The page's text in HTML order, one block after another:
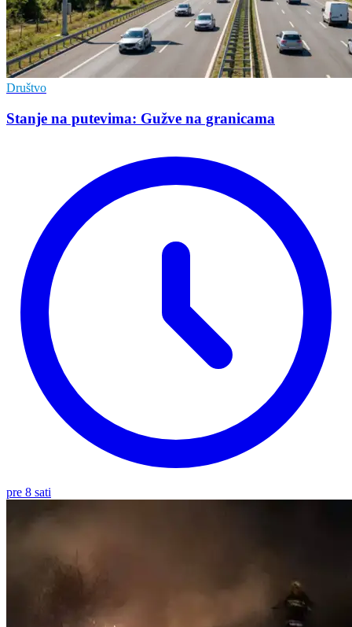
Društvo
Stanje na putevima: Gužve na granicama
pre 8 sati